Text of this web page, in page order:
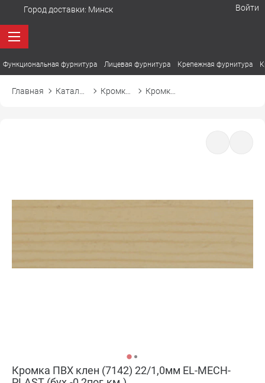
Город доставки: Минск Войти
Функциональная фурнитура Лицевая фурнитура Крепежная фурнитура
Главная
Кромка ПВХ клен (7142) 22/1,0мм EL-MECH-